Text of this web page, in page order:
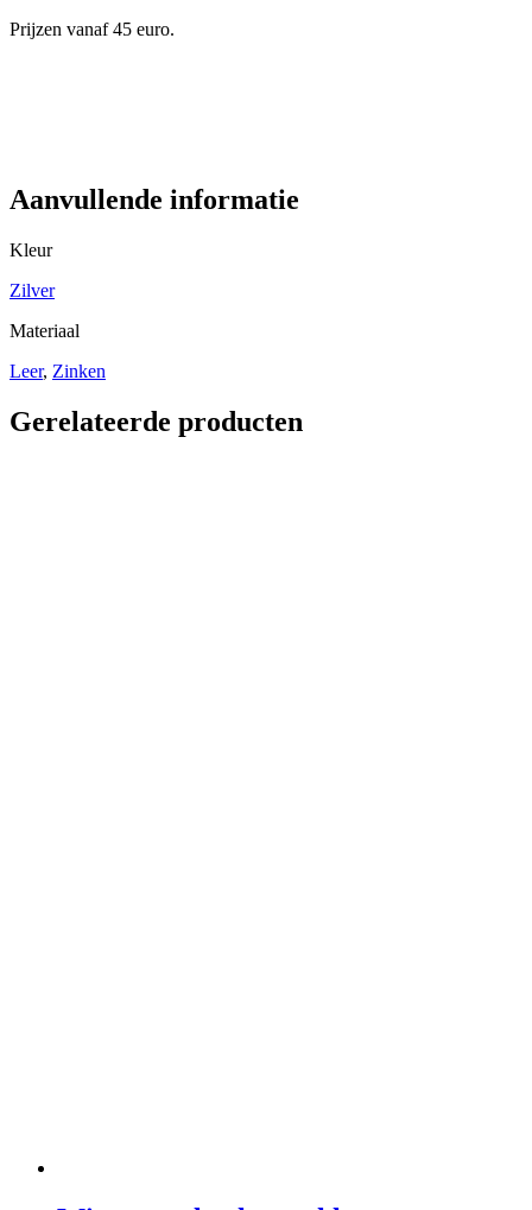
Prijzen vanaf 45 euro.
Aanvullende informatie
Kleur
Zilver
Materiaal
Leer, Zinken
Gerelateerde producten